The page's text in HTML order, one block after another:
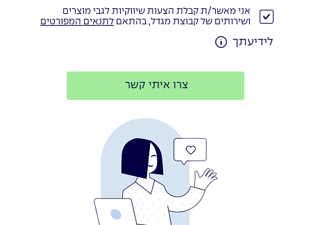
אני מאשר/ת קבלת הצעות שיווקיות לגבי מוצרים
ושירותים של קבוצת מגדל, בהתאם לתנאים המפורטים
לידיעתך
צרו איתי קשר